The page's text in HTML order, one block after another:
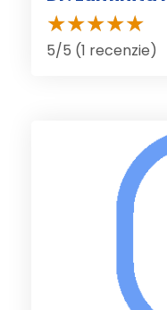
5/5 (1 recenzie)